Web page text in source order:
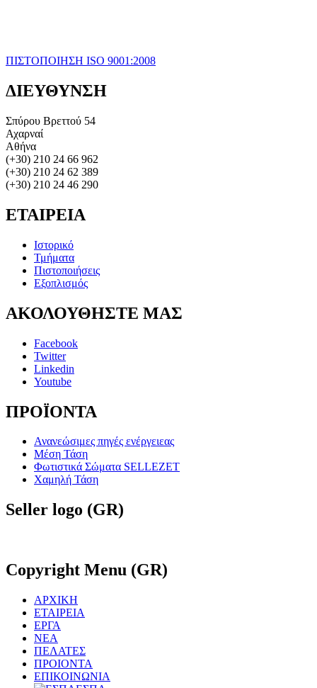
ΠΙΣΤΟΠΟΙΗΣΗ ISO 9001:2008
ΔΙΕΥΘΥΝΣΗ
Σπύρου Βρεττού 54
Αχαρναί
Αθήνα
(+30) 210 24 66 962
(+30) 210 24 62 389
(+30) 210 24 46 290
ΕΤΑΙΡΕΙΑ
Ιστορικό
Τμήματα
Πιστοποιήσεις
Εξοπλισμός
ΑΚΟΛΟΥΘΗΣΤΕ ΜΑΣ
Facebook
Twitter
Linkedin
Youtube
ΠΡΟΪΟΝΤΑ
Ανανεώσιμες πηγές ενέργειεας
Μέση Τάση
Φωτιστικά Σώματα SELLEZET
Χαμηλή Τάση
Seller logo (GR)
Copyright Menu (GR)
ΑΡΧΙΚΗ
ΕΤΑΙΡΕΙΑ
ΕΡΓΑ
ΝΕΑ
ΠΕΛΑΤΕΣ
ΠΡΟΙΟΝΤΑ
ΕΠΙΚΟΙΝΩΝΙΑ